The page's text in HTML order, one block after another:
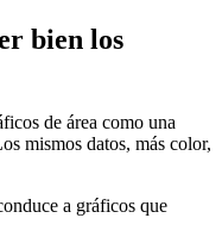
bien los
de área como una
mismos datos, más color,
a gráficos que